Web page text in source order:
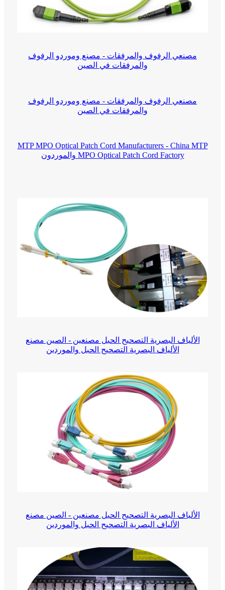
مصنعي الرفوف والمرفقات - مصنع وموردو الرفوف
والمرفقات في الصين
مصنعي الرفوف والمرفقات - مصنع وموردو الرفوف
والمرفقات في الصين
MTP MPO Optical Patch Cord Manufacturers - China MTP
MPO Optical Patch Cord Factory والموردون
الألياف البصرية التصحيح الحبل مصنعين - الصين مصنع
الألياف البصرية التصحيح الحبل والموردين
الألياف البصرية التصحيح الحبل مصنعين - الصين مصنع
الألياف البصرية التصحيح الحبل والموردين